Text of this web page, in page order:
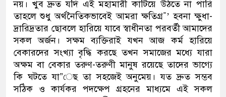
নয়। খুব দ্রুত যদি এই মহামারী কাটিয়ে উঠতে না পারি
তাহলে শুধু অর্থনৈতিকভাবেই আমরা ক্ষতিগ্র¯’ হবনা ক্ষুধা-
দ্রারিদ্রতার ছোবলে হারিয়ে যাবে স্বাধীনতা পরবর্তী আমাদের
সকল অর্জন। সক্ষম ব্যক্তিরাই যখন আজ কর্ম হারিয়ে
বেকারদের সংখ্যা বৃদ্ধি করছে তখন সমাজের মধ্যে যারা
অক্ষম বা বেকার তরুণ-তরুণী মানুষ রয়েছে তাদের ভাগ্যে
কি ঘটতে যা”েছ তা সহজেই অনুমেয়। যত দ্রুত সম্ভব
সঠিক ও কার্যকর পদক্ষেপ গ্রহনের মাধ্যমে এই সকল